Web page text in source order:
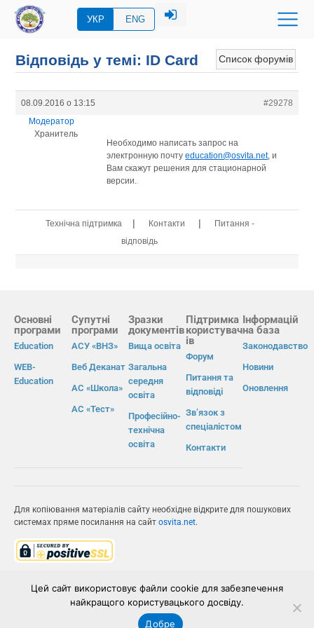
УКР ENG
Список форумів
Відповідь у темі: ID Card
08.09.2016 о 13:15
#29278
Модератор
Хранитель
Необходимо написать запрос на
электронную почтуeducation@osvita.net, и
Вам скажут решения для стационарной
версии.
Технічна підтримка | Контакти |
Питання -
відповідь
Основні
програми
Education
WEB-
Education
Супутні
програми
АСУ «ВНЗ»
Веб Деканат
АС «Школа»
АС «Тест»
Зразки
документів
Вища освіта
Загальна
середня
освіта
Професійно-
технічна
освіта
Підтримка
користувач
ів
Форум
Питання та
відповіді
Зв’язок з
спеціалістом
Контакти
Інформацій
на база
Законодавство
Новини
Оновлення
Для копіювання матеріалів сайту необхідне відкрите для пошукових
системах пряме посилання на сайт osvita.net.
ІВС «ОСВІТА»
Цей сайт використовує файли cookie для забезпечення
найкращого користувацького досвіду.
Добре